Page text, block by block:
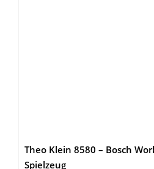
Theo Klein 8580 – Bosch
Spielzeug